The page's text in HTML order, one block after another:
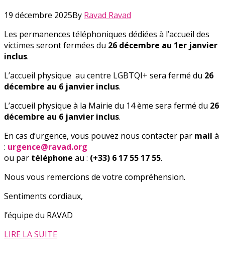
19 décembre 2025By Ravad Ravad
Les permanences téléphoniques dédiées à l’accueil des
victimes seront fermées du 26 décembre au 1er janvier
inclus.
L’accueil physique au centre LGBTQI+ sera fermé du 26
décembre au 6 janvier inclus.
L’accueil physique à la Mairie du 14 ème sera fermé du 26
décembre au 6 janvier inclus.
En cas d’urgence, vous pouvez nous contacter par mail à
: urgence@ravad.org
ou par téléphone au : (+33) 6 17 55 17 55.
Nous vous remercions de votre compréhension.
Sentiments cordiaux,
l’équipe du RAVAD
LIRE LA SUITE